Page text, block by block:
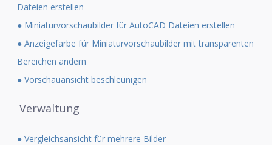
Dateien erstellen
● Miniaturvorschaubilder für AutoCAD Dateien erstellen
● Anzeigefarbe für Miniaturvorschaubilder mit transparenten
Bereichen ändern
● Vorschauansicht beschleunigen
Verwaltung
● Vergleichsansicht für mehrere Bilder